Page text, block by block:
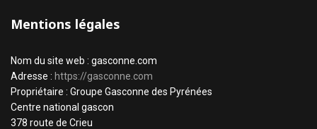
Mentions légales
Nom du site web : gasconne.com
Adresse : https://gasconne.com
Propriétaire : Groupe Gasconne des Pyrénées
Centre national gascon
378 route de Crieu